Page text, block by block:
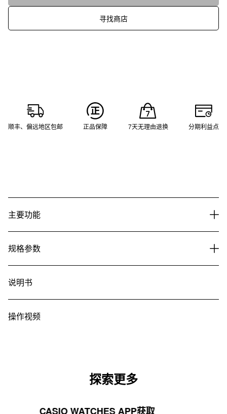
寻找商店
顺丰、偏远地区包邮 正品保障 7天无理由退换 分期利益点
主要功能
规格参数
说明书
操作视频
探索更多
CASIO WATCHES APP获取